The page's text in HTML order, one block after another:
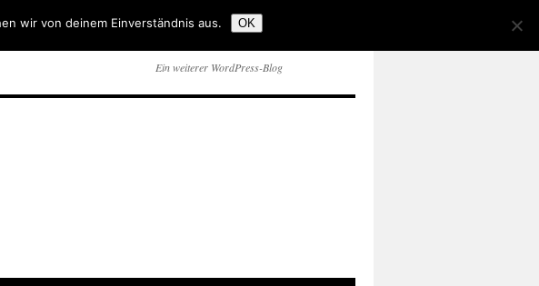
Ein weiterer WordPress-Blog
wir von deinem Einverständnis aus. OK